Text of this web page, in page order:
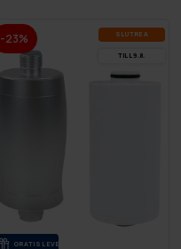
-23% SLUT­REA
TILL 9.8.
GRA­TIS LE­VE­RANS